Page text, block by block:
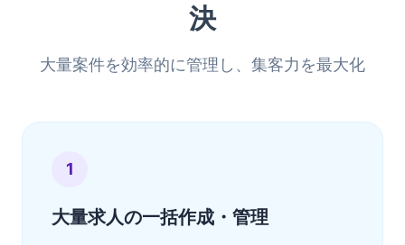
決
大量案件を効率的に管理し、集客力を最大化
1
大量求人の一括作成・管理